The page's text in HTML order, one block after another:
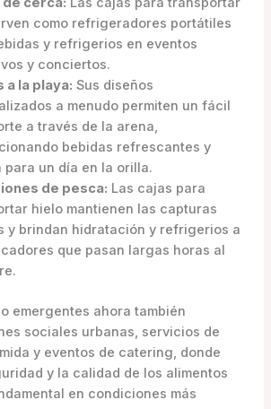
como refrigeradores portátiles
y refrigerios en eventos
y conciertos.
a la playa: Sus diseños
a menudo permiten un fácil
a través de la arena,
bebidas refrescantes y
para un día en la orilla.
de pesca: Las cajas para
hielo mantienen las capturas
y brindan hidratación y refrigerios a
que pasan largas horas al
emergentes ahora también
sociales urbanas, servicios de
y eventos de catering, donde
y la calidad de los alimentos
en condiciones más